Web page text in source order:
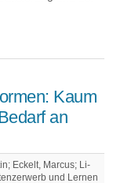
Kaum
an
Eckelt, Marcus; Li-
und Lernen